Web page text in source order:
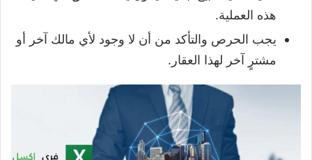
هذه العملية.
يجب الحرص والتأكد من أن لا وجود لأي مالك آخر أو
مشترٍ آخر لهذا العقار.